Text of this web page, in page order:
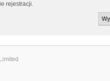
rejestracji.